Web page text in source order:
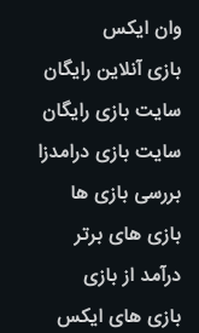
وان ایکس
بازی آنلاین رایگان
سایت بازی رایگان
سایت بازی درامدزا
بررسی بازی ها
بازی های برتر
درآمد از بازی
بازی های ایکس